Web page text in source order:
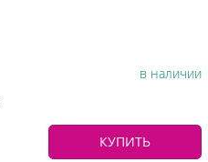
в наличии
КУПИТЬ